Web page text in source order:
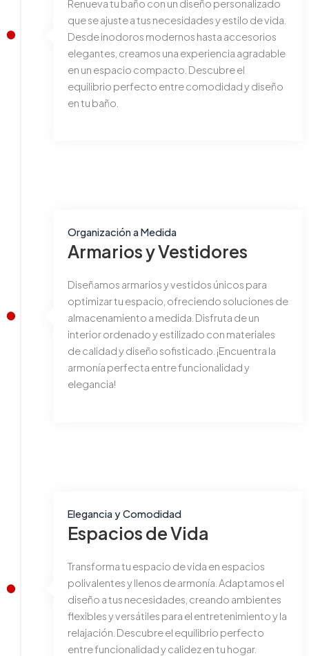
Renueva tu baño con un diseño personalizado
que se ajuste a tus necesidades y estilo de vida.
Desde inodoros modernos hasta accesorios
elegantes, creamos una experiencia agradable
en un espacio compacto. Descubre el
equilibrio perfecto entre comodidad y diseño
en tu baño.
Organización a Medida
Armarios y Vestidores
Diseñamos armarios y vestidos únicos para
optimizar tu espacio, ofreciendo soluciones de
almacenamiento a medida. Disfruta de un
interior ordenado y estilizado con materiales
de calidad y diseño sofisticado. ¡Encuentra la
armonía perfecta entre funcionalidad y
elegancia!
Elegancia y Comodidad
Espacios de Vida
Transforma tu espacio de vida en espacios
polivalentes y llenos de armonía. Adaptamos el
diseño a tus necesidades, creando ambientes
flexibles y versátiles para el entretenimiento y la
relajación. Descubre el equilibrio perfecto
entre funcionalidad y calidez en tu hogar.